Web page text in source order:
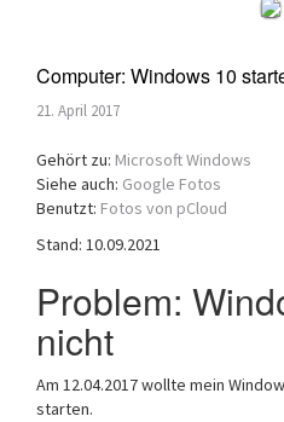
Computer: Windows 10
21. April 2017
Gehört zu: Microsoft Windows
Siehe auch: Google Fotos
Benutzt: Fotos von pCloud
Stand: 10.09.2021
Problem:
nicht
Am 12.04.2017 wollte mein
starten.